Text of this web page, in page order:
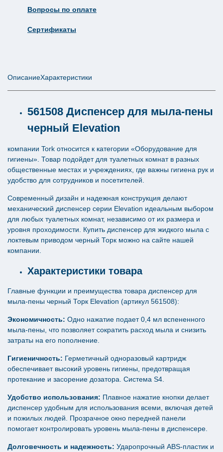
черный
S4
561508
Вопросы по оплате
Сертификаты
ОписаниеХарактеристики
561508 Диспенсер для мыла-пены
черный Elevation
компании Tork относится к категории «Оборудование для
гигиены». Товар подойдет для туалетных комнат в разных
общественные местах и учреждениях, где важны гигиена рук и
удобство для сотрудников и посетителей.
Современный дизайн и надежная конструкция делают
механический диспенсер серии Elevation идеальным выбором
для любых туалетных комнат, независимо от их размера и
уровня проходимости. Купить диспенсер для жидкого мыла с
локтевым приводом черный Торк можно на сайте нашей
компании.
Характеристики товара
Главные функции и преимущества товара диспенсер для
мыла-пены черный Торк Elevation (артикул 561508):
Экономичность: Одно нажатие подает 0,4 мл вспененного
мыла-пены, что позволяет сократить расход мыла и снизить
затраты на его пополнение.
Гигиеничность: Герметичный одноразовый картридж
обеспечивает высокий уровень гигиены, предотвращая
протекание и засорение дозатора. Система S4.
Удобство использования: Плавное нажатие кнопки делает
диспенсер удобным для использования всеми, включая детей
и пожилых людей. Прозрачное окно передней панели
помогает контролировать уровень мыла-пены в диспенсере.
Долговечность и надежность: Ударопрочный ABS-пластик и